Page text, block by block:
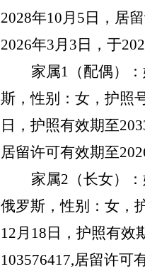
2028年10月5日，居
2026年3月3日，于
家属1（配偶）
斯 ，性别： 女 ，护照
日，护照有效期至
居留许可有效期至
家属2（长女）
俄罗斯 ，性别： 女 ，
12月18日，护照有效
103576417,居留许可